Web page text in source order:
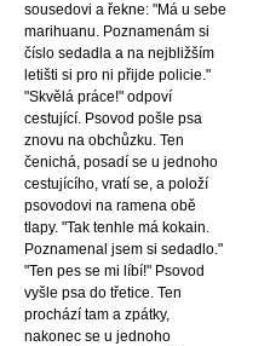
sousedovi a řekne: "Má u sebe
marihuanu. Poznamenám si
číslo sedadla a na nejbližším
letišti si pro ni přijde policie."
"Skvělá práce!" odpoví
cestující. Psovod pošle psa
znovu na obchůzku. Ten
čenichá, posadí se u jednoho
cestujícího, vratí se, a položí
psovodovi na ramena obě
tlapy. "Tak tenhle má kokain.
Poznamenal jsem si sedadlo."
"Ten pes se mi líbí!" Psovod
vyšle psa do třetice. Ten
prochází tam a zpátky,
nakonec se u jednoho